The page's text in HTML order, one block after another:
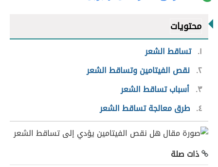
محتويات
١ تساقط الشعر
٢ نقص الفيتامين وتساقط الشعر
٣ أسباب تساقط الشعر
٤ طرق معالجة تساقط الشعر
ذات صلة